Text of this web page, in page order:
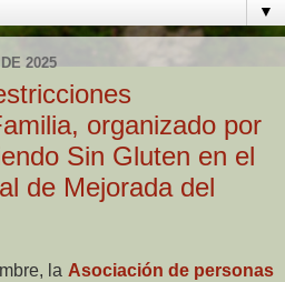
▼
2025
organizado por
Sin Gluten en el
de Mejorada del
la Asociación de personas